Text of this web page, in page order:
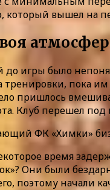
который вышел на
до игры было
тренировки, пока
пришлось
Клуб перешел
ФК «Химки»
время
Они были
поэтому начали